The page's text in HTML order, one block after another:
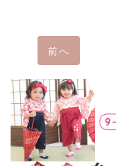
前へ